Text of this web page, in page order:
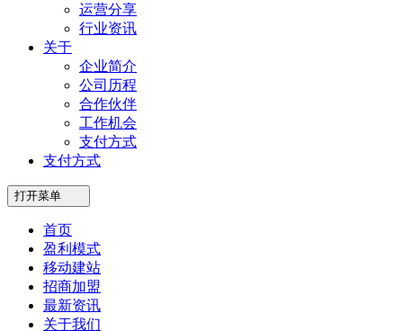
运营分享
行业资讯
关于
企业简介
公司历程
合作伙伴
工作机会
支付方式
支付方式
打开菜单
首页
盈利模式
移动建站
招商加盟
最新资讯
关于我们